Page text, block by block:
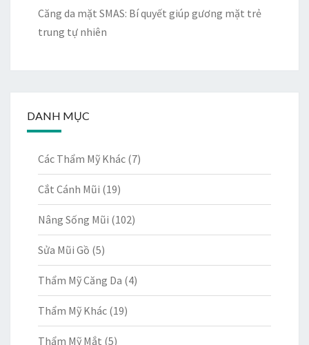
Căng da mặt SMAS: Bí quyết giúp gương mặt trẻ
trung tự nhiên
DANH MỤC
Các Thẩm Mỹ Khác (7)
Cắt Cánh Mũi (19)
Nâng Sống Mũi (102)
Sửa Mũi Gồ (5)
Thẩm Mỹ Căng Da (4)
Thẩm Mỹ Khác (19)
Thẩm Mỹ Mắt (5)